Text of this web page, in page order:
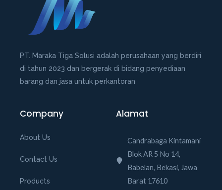
PT. Maraka Tiga Solusi adalah perusahaan yang berdiri
di tahun 2023 dan bergerak di bidang penyediaan
barang dan jasa untuk perkantoran
Company
About Us
Contact Us
Products
Alamat
Candrabaga Kintamani
Blok AR 5 No 14,
Babelan, Bekasi, Jawa
Barat 17610